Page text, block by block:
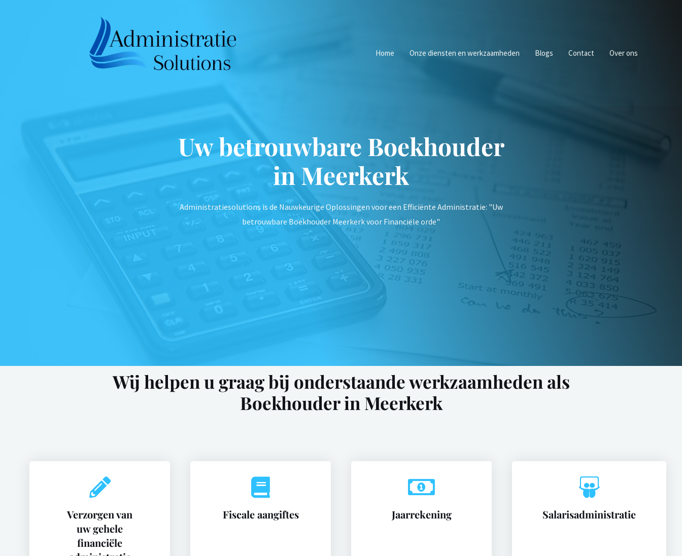
Home Onze diensten en werkzaamheden Blogs Contact Over ons
Uw betrouwbare Boekhouder
in Meerkerk
Administratiesolutions is de Nauwkeurige Oplossingen voor een Efficiënte Administratie: "Uw
betrouwbare Boekhouder Meerkerk voor Financiële orde"
Wij helpen u graag bij onderstaande werkzaamheden als
Boekhouder in Meerkerk
Verzorgen van
uw gehele
financiële
Fiscale aangiftes Jaarrekening Salarisadministratie